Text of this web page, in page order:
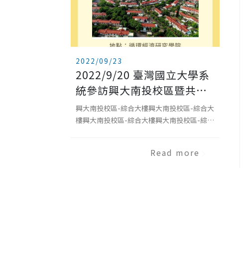
2022/09/23
2022/9/20 臺灣國立大學系
統參訪興大南投校區暨共識
交流會議
興大南投校區-綜合大樓興大南投校區-綜合大
樓興大南投校區-綜合大樓興大南投校區-綜合
研究學院循環經濟研究學院-101多功能大教
Read more